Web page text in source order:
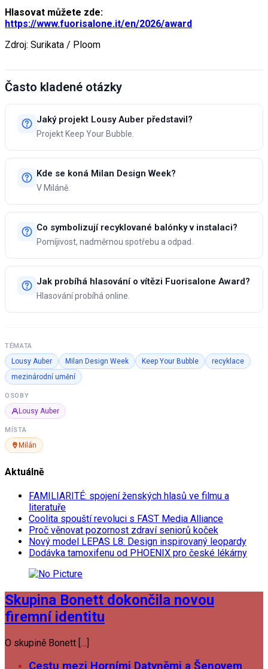
Hlasovat můžete zde:
https://www.fuorisalone.it/en/2026/award
Zdroj: Surikata / Ploom
Často kladené otázky
Jaký projekt Lousy Auber představil?
Projekt Keep Your Bubble.
Kde se koná Milan Design Week?
V Miláně.
Co symbolizují recyklované balónky v instalaci?
Pomíjivost, nadměrnou spotřebu a odpad.
Jak probíhá hlasování o vítězi Fuorisalone Award?
Hlasování probíhá online.
TÉMATA
Lousy Auber Milan Design Week Keep Your Bubble
recyklace
mezinárodní umění
OSOBY
Lousy Auber
MÍSTA
Milán
Aktuálně
FAMILIARITÉ: spojení ženských hlasů ve filmu a
literatuře
Coolita spouští revoluci s FAST Media Alliance
Proč věnovat pozornost zdraví seniorů koček
Nový model LEPAS L8: Design inspirovaný leopardy
Dodávka tamoxifenu od PHOENIX pro české lékárny
Skupina Bonett dokončila novou
firemní identitu
O skupině Bonett […]
Cestu mezi Horními Datyněmi a Šenovem